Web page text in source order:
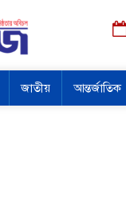
জাতীয় আন্তর্জাতিক